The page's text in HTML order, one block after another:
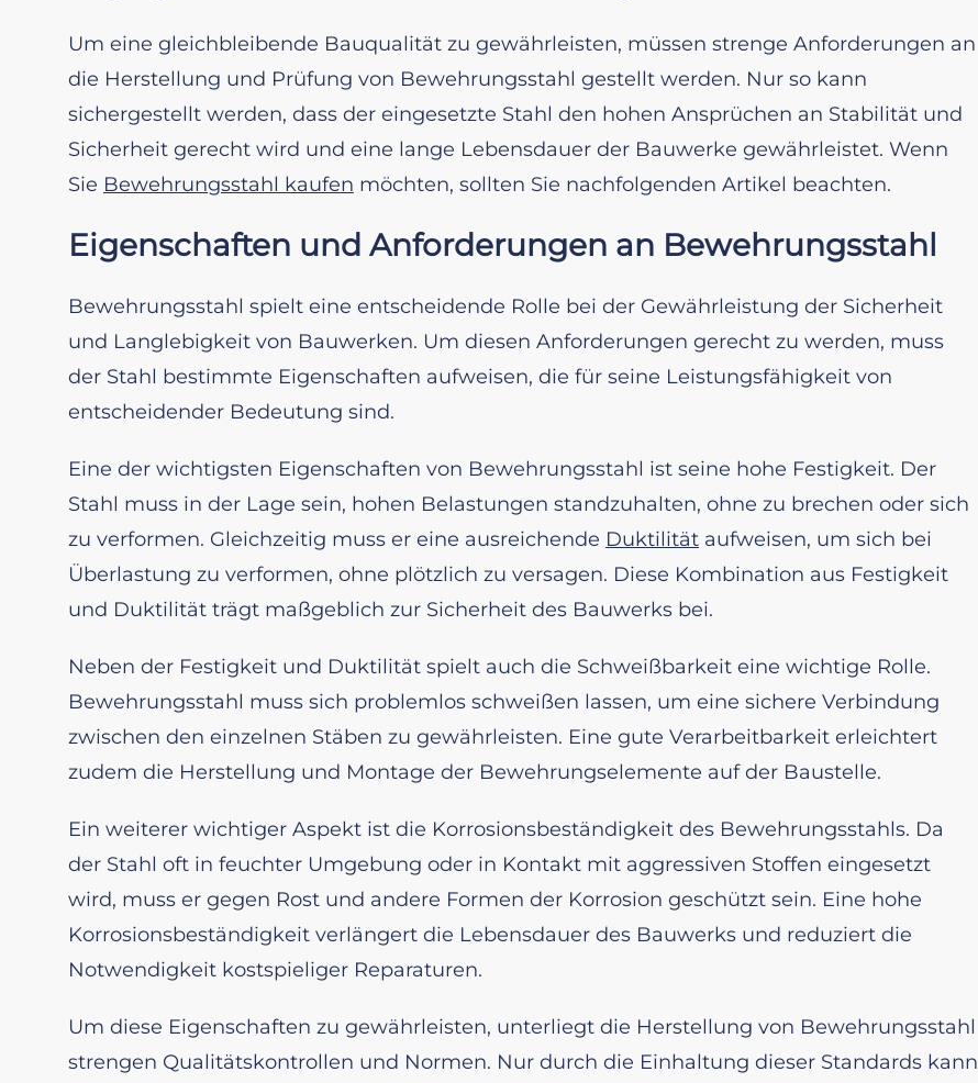
Um eine gleichbleibende Bauqualität zu gewährleisten, müssen strenge Anforderungen an
die Herstellung und Prüfung von Bewehrungsstahl gestellt werden. Nur so kann
sichergestellt werden, dass der eingesetzte Stahl den hohen Ansprüchen an Stabilität und
Sicherheit gerecht wird und eine lange Lebensdauer der Bauwerke gewährleistet. Wenn
Sie Bewehrungsstahl kaufen möchten, sollten Sie nachfolgenden Artikel beachten.
Eigenschaften und Anforderungen an Bewehrungsstahl
Bewehrungsstahl spielt eine entscheidende Rolle bei der Gewährleistung der Sicherheit
und Langlebigkeit von Bauwerken. Um diesen Anforderungen gerecht zu werden, muss
der Stahl bestimmte Eigenschaften aufweisen, die für seine Leistungsfähigkeit von
entscheidender Bedeutung sind.
Eine der wichtigsten Eigenschaften von Bewehrungsstahl ist seine hohe Festigkeit. Der
Stahl muss in der Lage sein, hohen Belastungen standzuhalten, ohne zu brechen oder sich
zu verformen. Gleichzeitig muss er eine ausreichende Duktilität aufweisen, um sich bei
Überlastung zu verformen, ohne plötzlich zu versagen. Diese Kombination aus Festigkeit
und Duktilität trägt maßgeblich zur Sicherheit des Bauwerks bei.
Neben der Festigkeit und Duktilität spielt auch die Schweißbarkeit eine wichtige Rolle.
Bewehrungsstahl muss sich problemlos schweißen lassen, um eine sichere Verbindung
zwischen den einzelnen Stäben zu gewährleisten. Eine gute Verarbeitbarkeit erleichtert
zudem die Herstellung und Montage der Bewehrungselemente auf der Baustelle.
Ein weiterer wichtiger Aspekt ist die Korrosionsbeständigkeit des Bewehrungsstahls. Da
der Stahl oft in feuchter Umgebung oder in Kontakt mit aggressiven Stoffen eingesetzt
wird, muss er gegen Rost und andere Formen der Korrosion geschützt sein. Eine hohe
Korrosionsbeständigkeit verlängert die Lebensdauer des Bauwerks und reduziert die
Notwendigkeit kostspieliger Reparaturen.
Um diese Eigenschaften zu gewährleisten, unterliegt die Herstellung von Bewehrungsstahl
strengen Qualitätskontrollen und Normen. Nur durch die Einhaltung dieser Standards kann